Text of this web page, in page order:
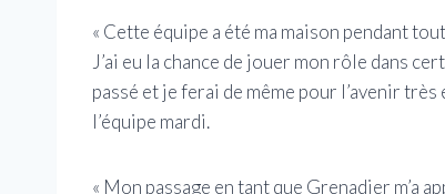
« Cette équipe a été ma maison pendant
J’ai eu la chance de jouer mon rôle dans
passé et je ferai de même pour l’avenir
l’équipe mardi.
« Mon passage en tant que Grenadier m’a